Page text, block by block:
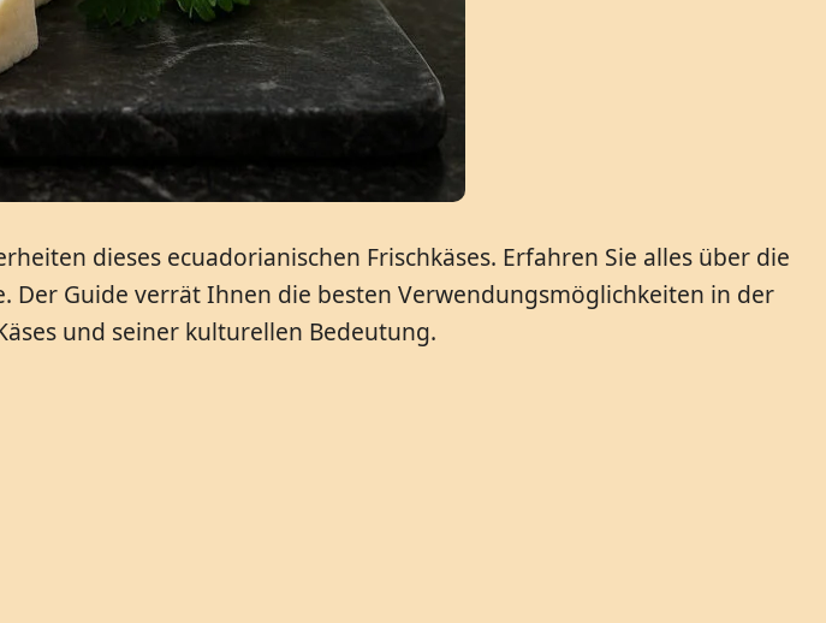
dieses ecuadorianischen Frischkäses. Erfahren Sie alles über die
Guide verrät Ihnen die besten Verwendungsmöglichkeiten in der
und seiner kulturellen Bedeutung.